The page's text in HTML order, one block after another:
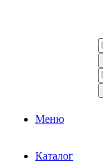
Меню
Каталог